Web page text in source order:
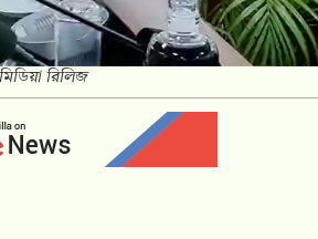
রিলিজ